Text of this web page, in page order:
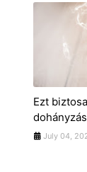
Ezt
July 04,